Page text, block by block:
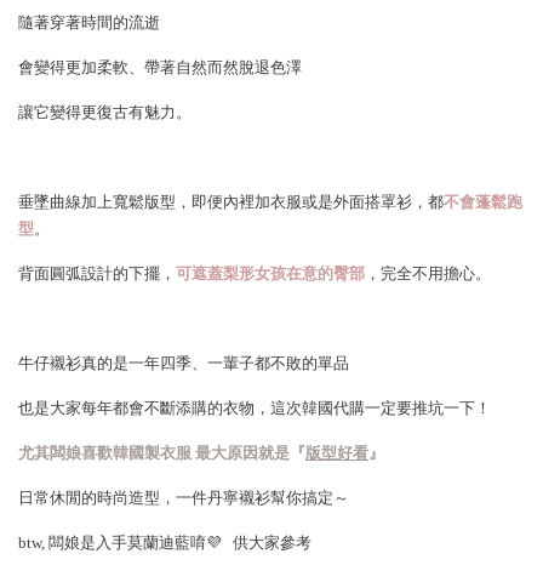
隨著穿著時間的流逝
會變得更加柔軟、帶著自然而然脫退色澤
讓它變得更復古有魅力。
垂墜曲線加上寬鬆版型，即便內裡加衣服或是外面搭罩衫，都不會蓬鬆跑
型 。
背面圓弧設計的下擺， 可遮蓋梨形女孩在意的臀部 ，完全不用擔心。
牛仔襯衫真的是一年四季、一輩子都不敗的單品
也是大家每年都會不斷添購的衣物，這次韓國代購一定要推坑一下！
尤其闆娘喜歡韓國製衣服 最大原因就是『版型好看 』
日常休閒的時尚造型，一件丹寧襯衫幫你搞定～
btw, 闆娘是入手莫蘭迪藍唷💜 供大家參考